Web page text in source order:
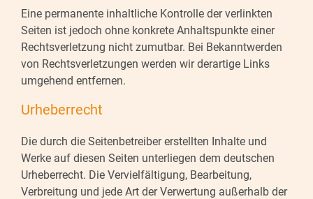
Eine permanente inhaltliche Kontrolle der verlinkten
Seiten ist jedoch ohne konkrete Anhaltspunkte einer
Rechtsverletzung nicht zumutbar. Bei Bekanntwerden
von Rechtsverletzungen werden wir derartige Links
umgehend entfernen.
Urheberrecht
Die durch die Seitenbetreiber erstellten Inhalte und
Werke auf diesen Seiten unterliegen dem deutschen
Urheberrecht. Die Vervielfältigung, Bearbeitung,
Verbreitung und jede Art der Verwertung außerhalb der